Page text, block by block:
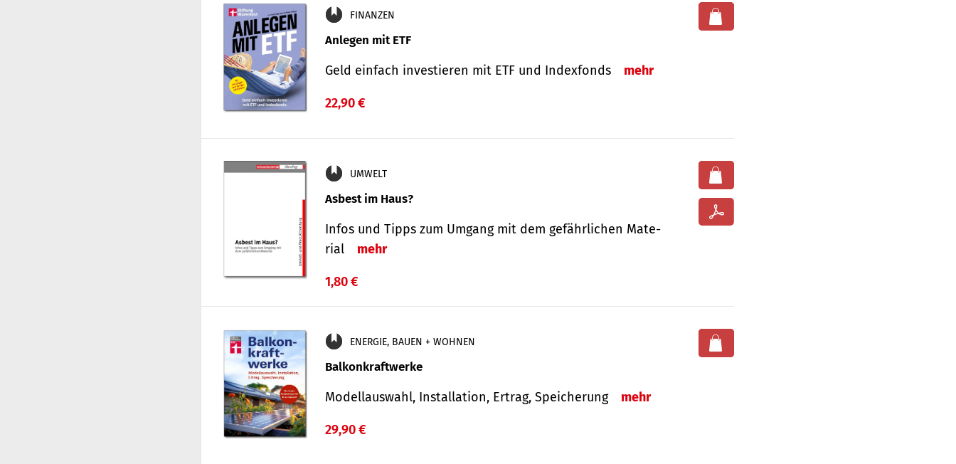
FINANZEN
Anlegen mit ETF
Geld einfach investieren mit ETF und Indexfonds mehr
22,90 €
UMWELT
Asbest im Haus?
Infos und Tipps zum Um­gang mit dem ge­fähr­lichen Mate­
rial
mehr
1,80 €
ENERGIE, BAUEN + WOHNEN
Balkonkraftwerke
Modellauswahl, Installation, Ertrag, Speicherung mehr
29,90 €